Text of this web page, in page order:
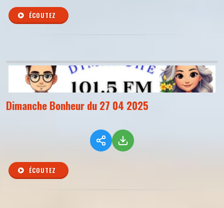
ÉCOUTEZ
Dimanche Bonheur du 27 04 2025
ÉCOUTEZ